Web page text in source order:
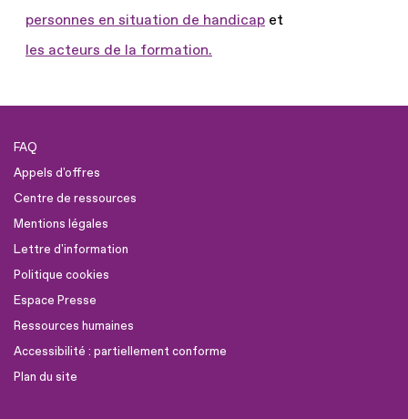
personnes en situation de handicap et
les acteurs de la formation.
FAQ
Appels d'offres
Centre de ressources
Mentions légales
Lettre d'information
Politique cookies
Espace Presse
Ressources humaines
Accessibilité : partiellement conforme
Plan du site